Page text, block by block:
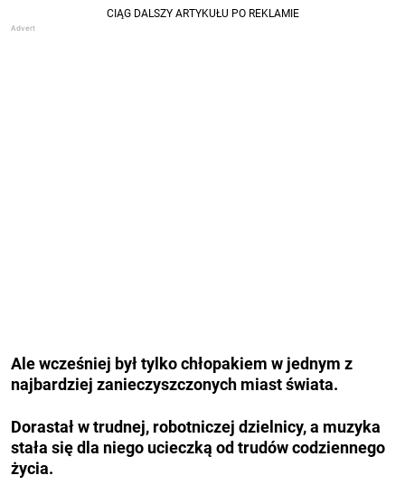
Ale wcześniej był tylko chłopakiem w jednym z
najbardziej zanieczyszczonych miast świata.
Dorastał w trudnej, robotniczej dzielnicy, a muzyka
stała się dla niego ucieczką od trudów codziennego
życia.